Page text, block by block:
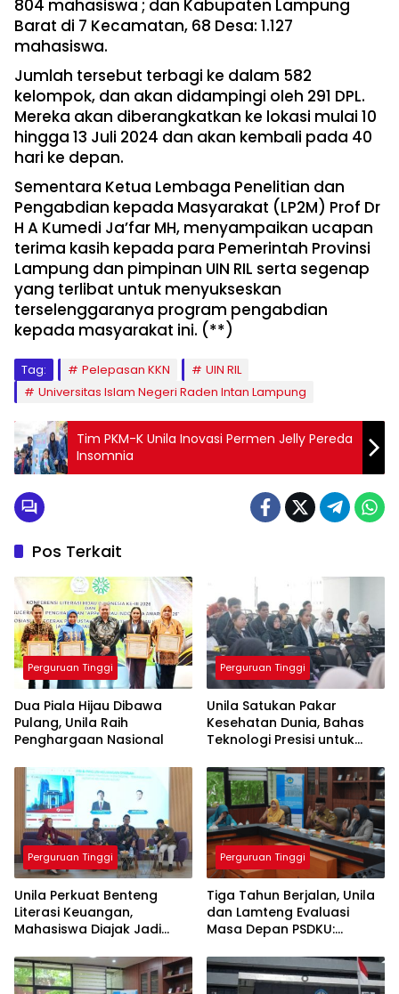
804 mahasiswa ; dan Kabupaten Lampung
Barat di 7 Kecamatan, 68 Desa: 1.127
mahasiswa.
Jumlah tersebut terbagi ke dalam 582
kelompok, dan akan didampingi oleh 291 DPL.
Mereka akan diberangkatkan ke lokasi mulai 10
hingga 13 Juli 2024 dan akan kembali pada 40
hari ke depan.
Sementara Ketua Lembaga Penelitian dan
Pengabdian kepada Masyarakat (LP2M) Prof Dr
H A Kumedi Ja’far MH, menyampaikan ucapan
terima kasih kepada para Pemerintah Provinsi
Lampung dan pimpinan UIN RIL serta segenap
yang terlibat untuk menyukseskan
terselenggaranya program pengabdian
kepada masyarakat ini. (**)
Tag: Pelepasan KKN
UIN RIL
Universitas Islam Negeri Raden Intan Lampung
Tim PKM-K Unila Inovasi Permen Jelly Pereda
Insomnia
Pos Terkait
Perguruan Tinggi
Dua Piala Hijau Dibawa
Pulang, Unila Raih
Penghargaan Nasional
Perguruan Tinggi
Unila Satukan Pakar
Kesehatan Dunia, Bahas
Teknologi Presisi untuk
Medis
Perguruan Tinggi
Unila Perkuat Benteng
Literasi Keuangan,
Mahasiswa Diajak Jadi
Perguruan Tinggi
Tiga Tahun Berjalan, Unila
dan Lamteng Evaluasi
Masa Depan PSDKU:
Kampus Daerah